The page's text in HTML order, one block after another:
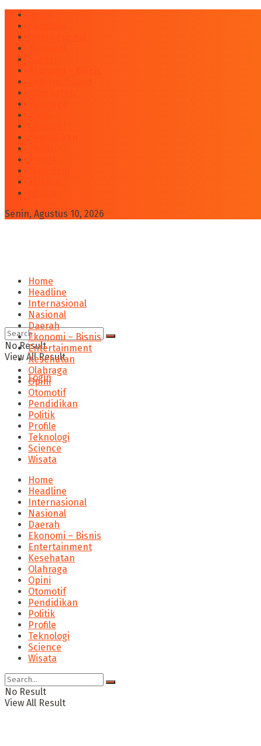
Senin, Agustus 10, 2026
No Result
View All Result
Login
Home
Headline
Internasional
Nasional
Daerah
Ekonomi – Bisnis
Entertainment
Kesehatan
Olahraga
Opini
Otomotif
Pendidikan
Politik
Profile
Teknologi
Science
Wisata
Home
Headline
Internasional
Nasional
Daerah
Ekonomi – Bisnis
Entertainment
Kesehatan
Olahraga
Opini
Otomotif
Pendidikan
Politik
Profile
Teknologi
Science
Wisata
No Result
View All Result